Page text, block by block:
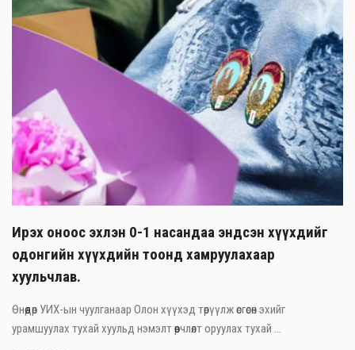
Ирэх оноос эхлэн 0-1 насандаа эндсэн хүүхдийг
одонгийн хүүхдийн тоонд хамруулахаар
хуульчлав.
Өнөөдөр УИХ-ын чуулганаар Олон хүүхэд төрүүлж өсгөсөн эхийг
урамшуулах тухай хуульд нэмэлт өөрчлөлт оруулах тухай ...